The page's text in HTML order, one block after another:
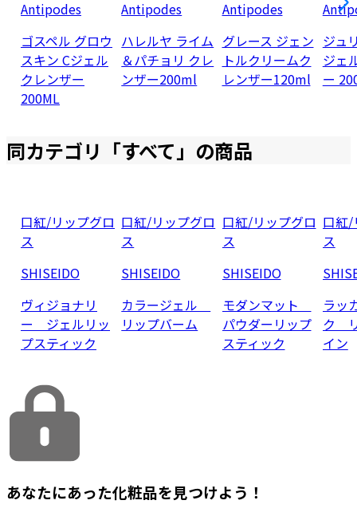
Antipodes
ゴスペル グロウ
スキン Cジェル
クレンザー
200ML
Antipodes
ハレルヤ ライム
＆パチョリ クレ
ンザー200ml
Antipodes
グレース ジェン
トルクリームク
レンザー120ml
ジュ
ジェ
ー
同カテゴリ「すべて」の商品
口紅/リップグロ
ス
SHISEIDO
ヴィジョナリ
ー ジェルリッ
プスティック
口紅/リップグロ
ス
SHISEIDO
カラージェル
リップバーム
口紅/リップグロ
ス
SHISEIDO
モダンマット
パウダーリップ
スティック
口紅/
ス
ラッ
ク
イン
あなたにあった化粧品を見つけよう！